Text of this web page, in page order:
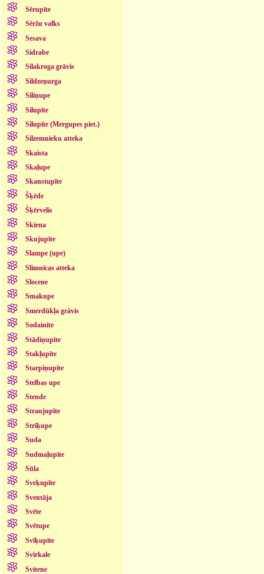
Sērupīte
Sēržu valks
Sesava
Sidrabe
Silakroga grāvis
Sildzeņurga
Siliņupe
Silupīte
Silupīte (Mergupes piet.)
Silzemnieku atteka
Skaista
Skaļupe
Skanstupīte
Šķēde
Šķērvelis
Skirna
Skujupīte
Slampe (upe)
Slimnīcas atteka
Slocene
Smakupe
Smerdūkļa grāvis
Sodainīte
Stādiņupīte
Stakļupīte
Starpiņupīte
Stelbas upe
Stende
Straujupīte
Strīķupe
Suda
Sudmaļupīte
Sūla
Sveķupīte
Sventāja
Svēte
Svētupe
Svīķupīte
Svirkale
Svitene